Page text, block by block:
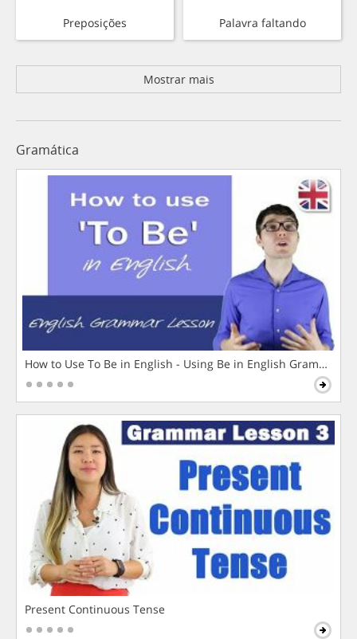
Preposições Palavra faltando
Mostrar mais
Gramática
How to Use To Be in English - Using Be in English Grammar
Present Continuous Tense